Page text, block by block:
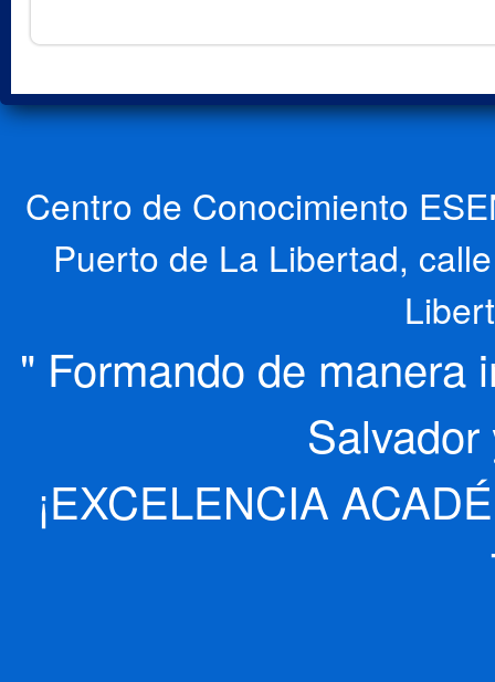
Centro de Conocimiento
Puerto de La Libertad,
" Formando de manera
¡EXCELENCIA